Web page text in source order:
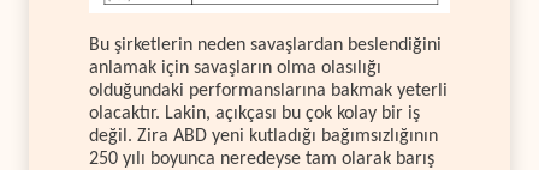
Bu şirketlerin neden savaşlardan beslendiğini
anlamak için savaşların olma olasılığı
olduğundaki performanslarına bakmak yeterli
olacaktır. Lakin, açıkçası bu çok kolay bir iş
değil. Zira ABD yeni kutladığı bağımsızlığının
250 yılı boyunca neredeyse tam olarak barış